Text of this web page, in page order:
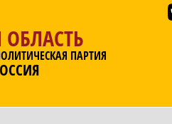
ОБЛАСТЬ
ПАРТИЯ